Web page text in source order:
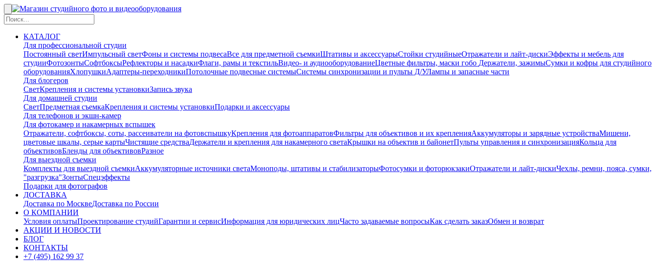
КАТАЛОГ
Для профессиональной студии
Постоянный светИмпульсный светФоны и системы подвесаВсе для предметной съемкиШтативы и аксессуарыСтойки студийныеОтражатели и лайт-дискиЭффекты и мебель для
студииФотозонтыСофтбоксыРефлекторы и насадкиФлаги, рамы и текстильВидео- и аудиооборудованиеЦветные фильтры, маски гобо Держатели, зажимыСумки и кофры для студийного
оборудованияХлопушкиАдаптеры-переходникиПотолочные подвесные системыСистемы синхронизации и пульты Д/УЛампы и запасные части
Для блогеров
СветКрепления и системы установкиЗапись звука
Для домашней студии
СветПредметная съемкаКрепления и системы установкиПодарки и аксессуары
Для телефонов и экшн-камер
Для фотокамер и накамерных вспышек
Отражатели, софтбоксы, соты, рассеиватели на фотовспышкуКрепления для фотоаппаратовФильтры для объективов и их крепленияАккумуляторы и зарядные устройстваМишени,
цветовые шкалы, серые картыЧистящие средстваДержатели и крепления для накамерного светаКрышки на объектив и байонетПульты управления и синхронизацияКольца для
объективовБленды для объективовРазное
Для выездной съемки
Комплекты для выездной съемкиАккумуляторные источники светаМоноподы, штативы и стабилизаторыФотосумки и фоторюкзакиОтражатели и лайт-дискиЧехлы, ремни, пояса, сумки,
"разгрузка"ЗонтыСпецэффекты
Подарки для фотографов
ДОСТАВКА
Доставка по МосквеДоставка по России
О КОМПАНИИ
Условия оплатыПроектирование студийГарантии и сервисИнформация для юридических лицЧасто задаваемые вопросыКак сделать заказОбмен и возврат
АКЦИИ И НОВОСТИ
БЛОГ
КОНТАКТЫ
+7 (495) 162 99 37